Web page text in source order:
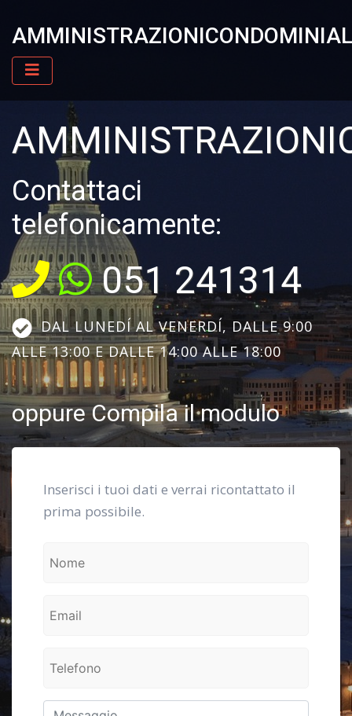
Contattaci
telefonicamente:
051 241314
DAL LUNEDÍ AL VENERDÍ, DALLE 9:00
ALLE 13:00 E DALLE 14:00 ALLE 18:00
oppure Compila il modulo
Inserisci i tuoi dati e verrai ricontattato il
prima possibile.